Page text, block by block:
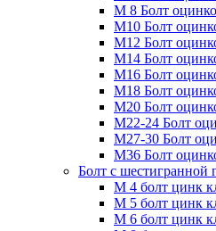
М 8 Болт
М10 Болт
М12 Болт
М14 Болт
М16 Болт
М18 Болт
М20 Болт
М22-24 Болт
М27-30 Болт
М36 Болт
Болт с шестигранной
М 4 болт цинк
М 5 болт цинк
М 6 болт цинк